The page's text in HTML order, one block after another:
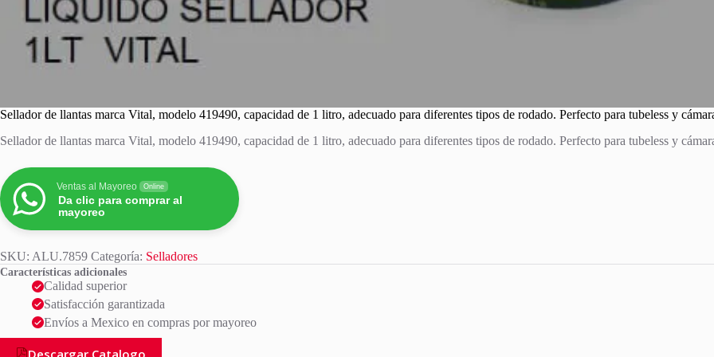
Sellador de llantas marca Vital, modelo 419490, capacidad de 1 litro, adecuado para diferentes tipos de rodado. Perfecto para tubeless y
Sellador de llantas marca Vital, modelo 419490, capacidad de 1 litro, adecuado para diferentes tipos de rodado. Perfecto para tubeless y
Ventas al Mayoreo Online
Da clic para comprar al
mayoreo
SKU: ALU.7859 Categoría: Selladores
Características adicionales
Calidad superior
Satisfacción garantizada
Envíos a Mexico en compras por mayoreo
Descargar Catalogo